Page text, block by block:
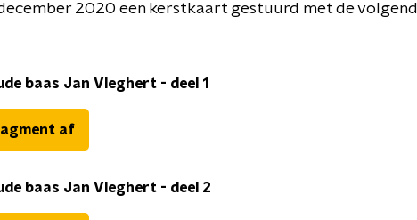
2020 een kerstkaart gestuurd met de
baas Jan Vleghert - deel 1
af
baas Jan Vleghert - deel 2